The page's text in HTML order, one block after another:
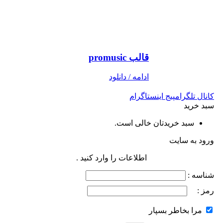
قالب promusic
ادامه / دانلود
کانال تلگرامپیج اینستاگرام
سبد خرید
سبد خریدتان خالی است.
ورود به سایت
اطلاعات را وارد کنید .
شناسه :
رمز :
مرا بخاطر بسپار